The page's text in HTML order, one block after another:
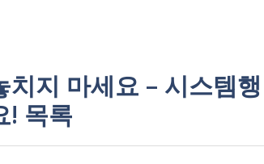
지 마세요 – 시스템행
! 목록